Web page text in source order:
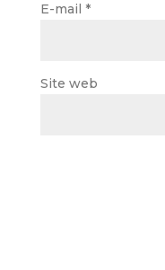
E-mail *
Site web